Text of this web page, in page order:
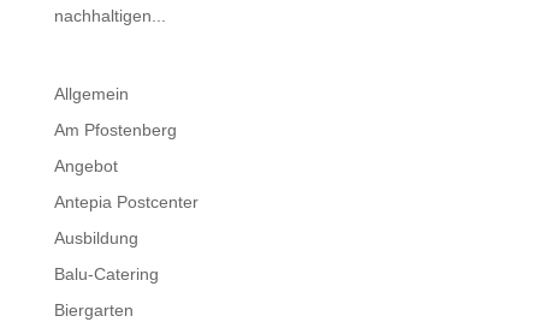
nachhaltigen...
Allgemein
Am Pfostenberg
Angebot
Antepia Postcenter
Ausbildung
Balu-Catering
Biergarten